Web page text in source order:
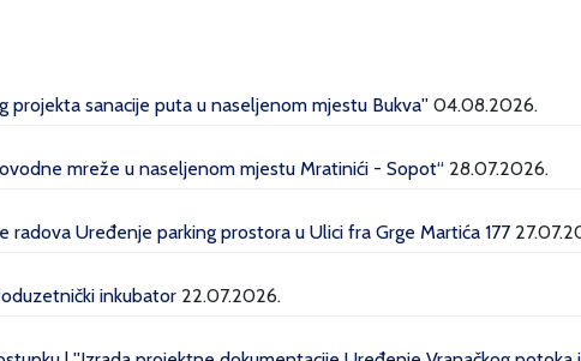
sanacije puta u naseljenom mjestu Bukva'' 04.08.2026.
mreže u naseljenom mjestu Mratinići - Sopot“ 28.07.2026.
Uređenje parking prostora u Ulici fra Grge Martića 177
inkubator 22.07.2026.